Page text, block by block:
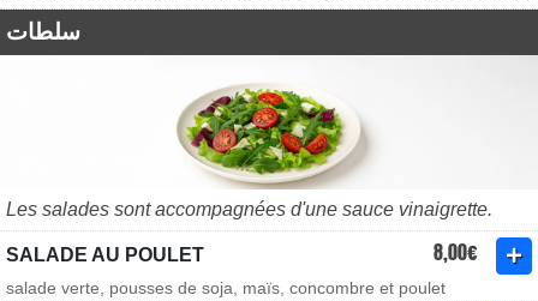
سلطات
Les salades sont accompagnées d'une sauce vinaigrette.
SALADE AU POULET 8,00€
salade verte, pousses de soja, maïs, concombre et poulet